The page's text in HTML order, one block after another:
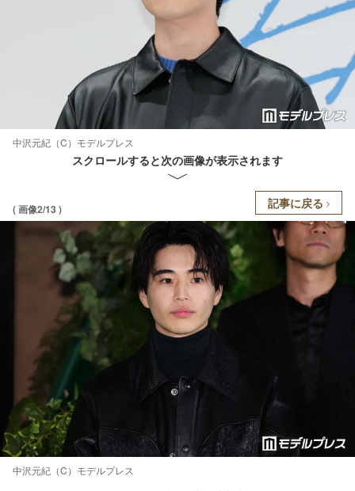
中沢元紀（C）モデルプレス
スクロールすると次の画像が表示されます
( 画像2/13 ) 記事に戻る
中沢元紀（C）モデルプレス